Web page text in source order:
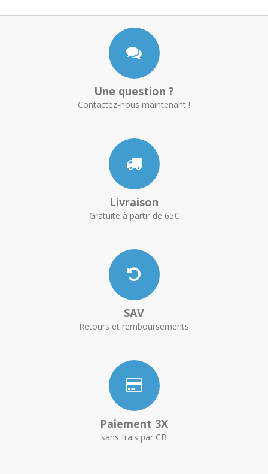
Une question ?
Contactez-nous maintenant !
Livraison
Gratuite à partir de 65€
SAV
Retours et remboursements
Paiement 3X
sans frais par CB